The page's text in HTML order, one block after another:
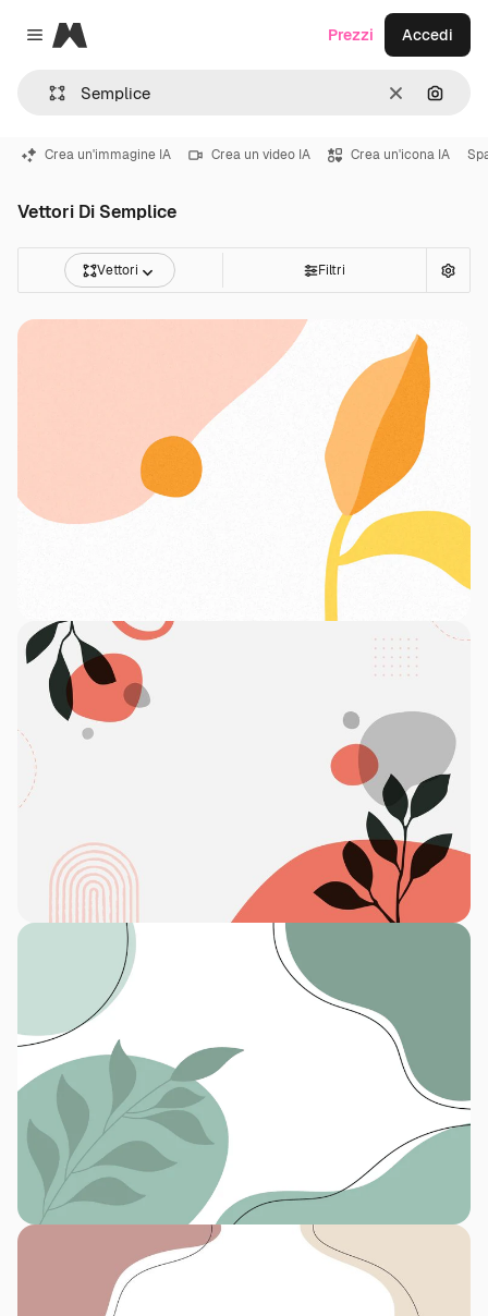
Close menu
Magnific
CancellaCerca
Prezzi Accedi
Crea un'immagine IA Crea un video IA Crea un'icona IA
Vettori Di Semplice
Vettori Filtri